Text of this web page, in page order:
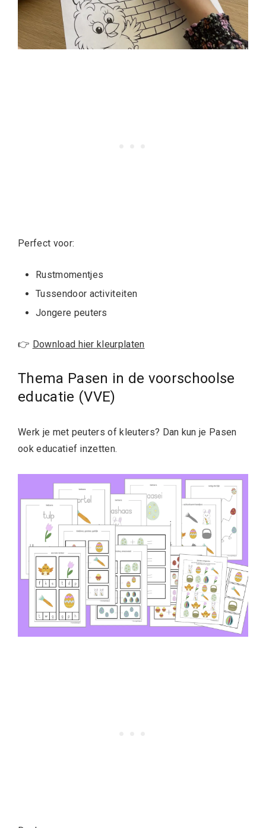
Perfect voor:
Rustmomentjes
Tussendoor activiteiten
Jongere peuters
👉 Download hier kleurplaten
Thema Pasen in de voorschoolse
educatie (VVE)
Werk je met peuters of kleuters? Dan kun je Pasen
ook educatief inzetten.